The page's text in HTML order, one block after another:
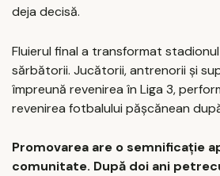
deja decisă.
Fluierul final a transformat
sărbătorii. Jucătorii, antrenorii și
împreună revenirea în Liga 3,
revenirea fotbalului pășcănean
Promovarea are o semnificație
comunitate. După doi ani